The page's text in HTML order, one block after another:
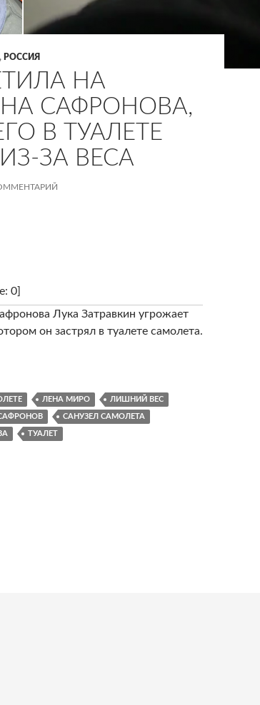
, РОССИЯ
НА
САФРОНОВА,
В ТУАЛЕТЕ
ЗА ВЕСА
0]
Лука Затравкин угрожает
он застрял в туалете самолета.
ЛЕНА МИРО ЛИШНИЙ ВЕС
САНУЗЕЛ САМОЛЕТА
ТУАЛЕТ